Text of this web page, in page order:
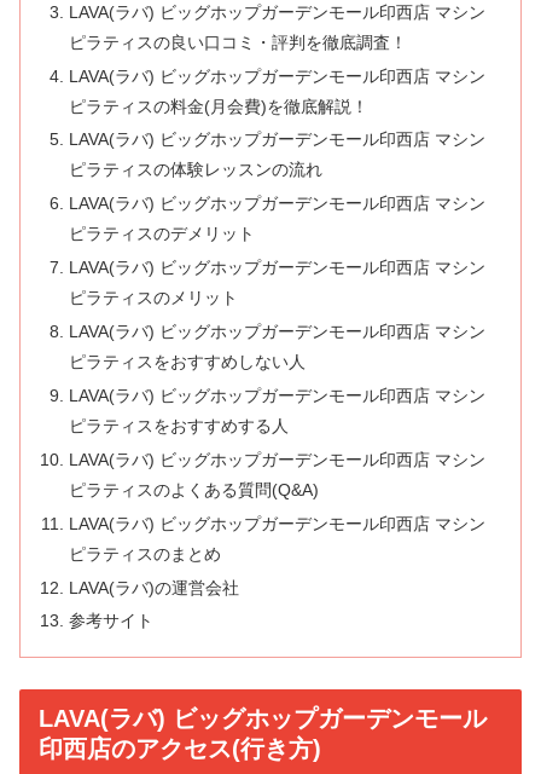
LAVA(ラバ) ビッグホップガーデンモール印西店 マシン
ピラティスの良い口コミ・評判を徹底調査！
LAVA(ラバ) ビッグホップガーデンモール印西店 マシン
ピラティスの料金(月会費)を徹底解説！
LAVA(ラバ) ビッグホップガーデンモール印西店 マシン
ピラティスの体験レッスンの流れ
LAVA(ラバ) ビッグホップガーデンモール印西店 マシン
ピラティスのデメリット
LAVA(ラバ) ビッグホップガーデンモール印西店 マシン
ピラティスのメリット
LAVA(ラバ) ビッグホップガーデンモール印西店 マシン
ピラティスをおすすめしない人
LAVA(ラバ) ビッグホップガーデンモール印西店 マシン
ピラティスをおすすめする人
LAVA(ラバ) ビッグホップガーデンモール印西店 マシン
ピラティスのよくある質問(Q&A)
LAVA(ラバ) ビッグホップガーデンモール印西店 マシン
ピラティスのまとめ
LAVA(ラバ)の運営会社
参考サイト
LAVA(ラバ) ビッグホップガーデンモール
印西店のアクセス(行き方)